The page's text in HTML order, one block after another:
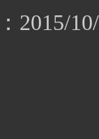
：2015/